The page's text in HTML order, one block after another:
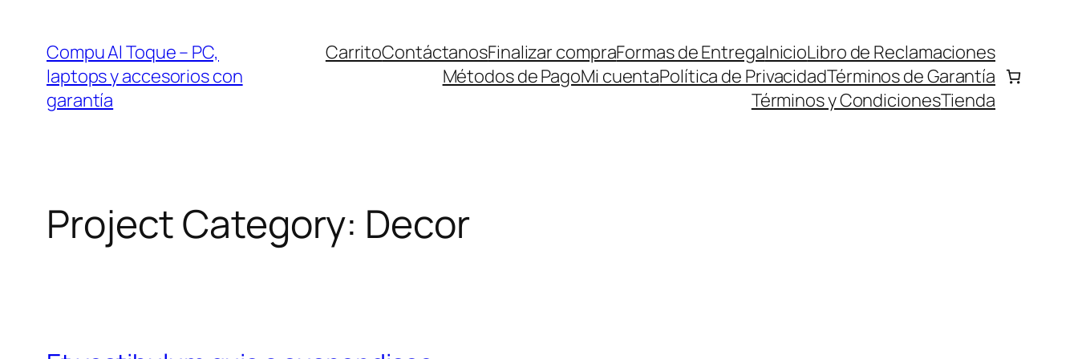
Compu Al Toque – PC,
laptops y accesorios con
garantía
CarritoContáctanosFinalizar compraFormas de EntregaInicioLibro de Reclamaciones
Métodos de PagoMi cuentaPolítica de PrivacidadTérminos de Garantía
Términos y CondicionesTienda
Project Category: Decor